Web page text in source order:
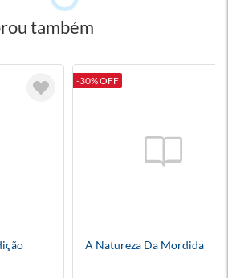
também
-30% OFF
A Natureza Da Mordida